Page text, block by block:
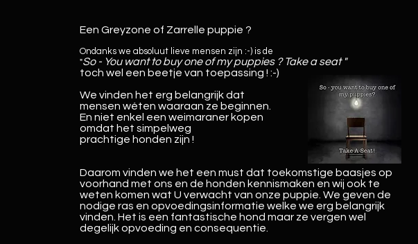
Een Greyzone of Zarrelle puppie ?
Ondanks we absoluut lieve mensen zijn :-) is de
"So - You want to buy one of my puppies ? Take a seat "
toch wel een beetje van toepassing ! :-)
We vinden het erg belangrijk dat
mensen wéten waaraan ze beginnen.
En niet enkel een weimaraner kopen
omdat het simpelweg
prachtige honden zijn !
Daarom vinden we het een must dat toekomstige baasjes op
voorhand met ons en de honden kennismaken en wij ook te
weten komen wat U verwacht van onze puppie. We geven de
nodige ras en opvoedingsinformatie welke we erg belangrijk
vinden. Het is een fantastische hond maar ze vergen wel
degelijk opvoeding en consequentie.